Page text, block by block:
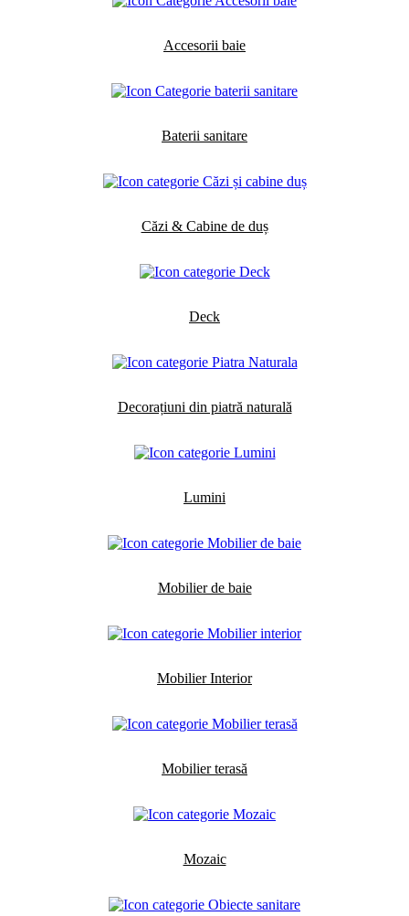
Accesorii baie
Baterii sanitare
Căzi & Cabine de duș
Deck
Decorațiuni din piatră naturală
Lumini
Mobilier de baie
Mobilier Interior
Mobilier terasă
Mozaic